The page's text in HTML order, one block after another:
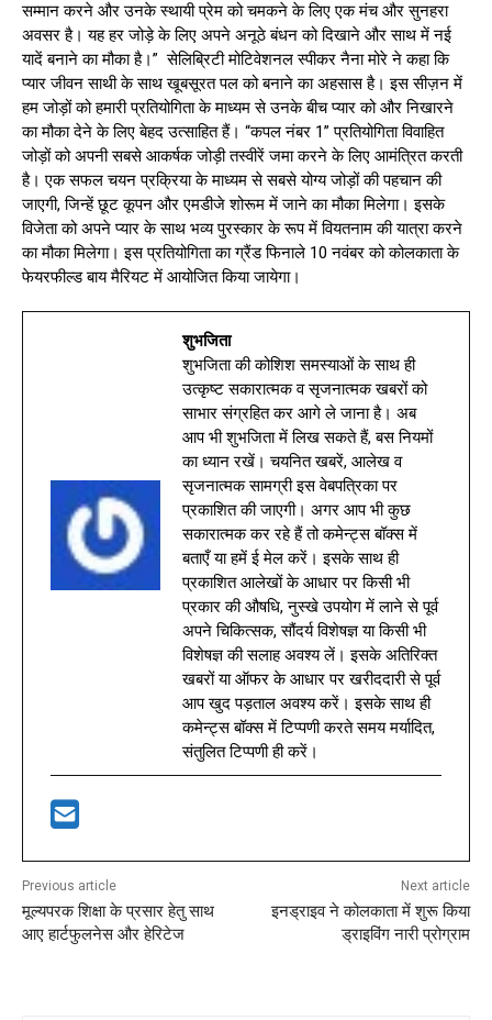
सम्मान करने और उनके स्थायी प्रेम को चमकने के लिए एक मंच और सुनहरा
अवसर है। यह हर जोड़े के लिए अपने अनूठे बंधन को दिखाने और साथ में नई
यादें बनाने का मौका है।” सेलिब्रिटी मोटिवेशनल स्पीकर नैना मोरे ने कहा कि
प्यार जीवन साथी के साथ खूबसूरत पल को बनाने का अहसास है। इस सीज़न में
हम जोड़ों को हमारी प्रतियोगिता के माध्यम से उनके बीच प्यार को और निखारने
का मौका देने के लिए बेहद उत्साहित हैं। “कपल नंबर 1” प्रतियोगिता विवाहित
जोड़ों को अपनी सबसे आकर्षक जोड़ी तस्वीरें जमा करने के लिए आमंत्रित करती
है। एक सफल चयन प्रक्रिया के माध्यम से सबसे योग्य जोड़ों की पहचान की
जाएगी, जिन्हें छूट कूपन और एमडीजे शोरूम में जाने का मौका मिलेगा। इसके
विजेता को अपने प्यार के साथ भव्य पुरस्कार के रूप में वियतनाम की यात्रा करने
का मौका मिलेगा। इस प्रतियोगिता का ग्रैंड फिनाले 10 नवंबर को कोलकाता के
फेयरफील्ड बाय मैरियट में आयोजित किया जायेगा।
शुभजिता
शुभजिता की कोशिश समस्याओं के साथ ही
उत्कृष्ट सकारात्मक व सृजनात्मक खबरों को
साभार संग्रहित कर आगे ले जाना है। अब
आप भी शुभजिता में लिख सकते हैं, बस नियमों
का ध्यान रखें। चयनित खबरें, आलेख व
सृजनात्मक सामग्री इस वेबपत्रिका पर
प्रकाशित की जाएगी। अगर आप भी कुछ
सकारात्मक कर रहे हैं तो कमेन्ट्स बॉक्स में
बताएँ या हमें ई मेल करें। इसके साथ ही
प्रकाशित आलेखों के आधार पर किसी भी
प्रकार की औषधि, नुस्खे उपयोग में लाने से पूर्व
अपने चिकित्सक, सौंदर्य विशेषज्ञ या किसी भी
विशेषज्ञ की सलाह अवश्य लें। इसके अतिरिक्त
खबरों या ऑफर के आधार पर खरीददारी से पूर्व
आप खुद पड़ताल अवश्य करें। इसके साथ ही
कमेन्ट्स बॉक्स में टिप्पणी करते समय मर्यादित,
संतुलित टिप्पणी ही करें।
Previous article
मूल्यपरक शिक्षा के प्रसार हेतु साथ
आए हार्टफुलनेस और हेरिटेज
Next article
इनड्राइव ने कोलकाता में शुरू किया
ड्राइविंग नारी प्रोग्राम